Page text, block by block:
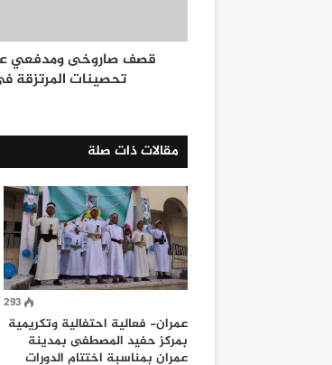
قصف صاروخى ومدفعي
تحصينات المرتزقة
مقالات ذات صلة
293
عمران- فعالية احتفالية وتكريمية
بمركز حفيد المصطفى بمدينة
عمران بمناسبة اختتام الدورات